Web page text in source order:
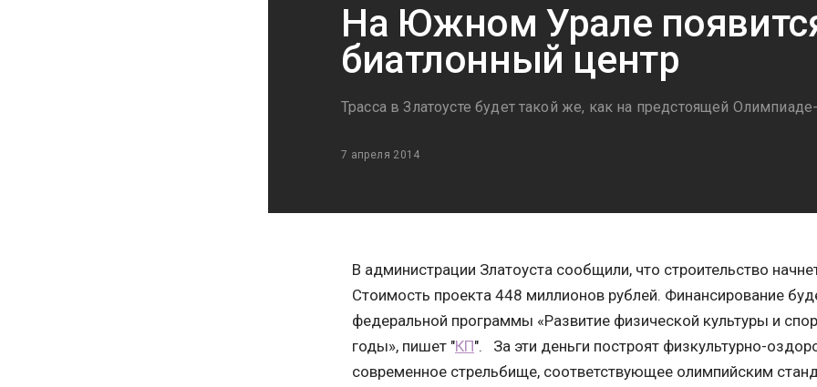
На Южном Урале
биатлонный центр
Трасса в Златоусте будет такой же, как на предстоящей
7 апреля 2014
В администрации Златоуста сообщили, что строительство
Стоимость проекта 448 миллионов рублей. Финансирование
федеральной программы «Развитие физической культуры и
годы», пишет "КП". За эти деньги построят физкультурно-
современное стрельбище, соответствующее олимпийским